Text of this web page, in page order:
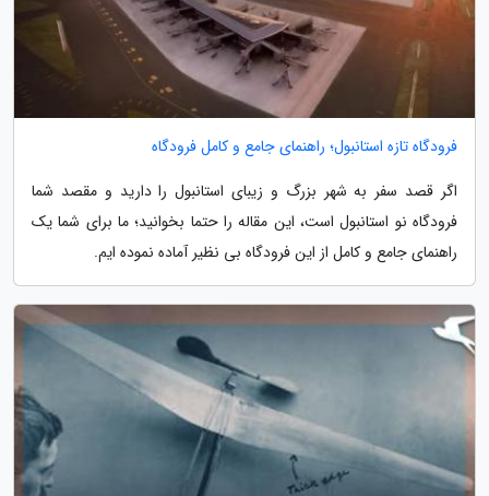
فرودگاه تازه استانبول؛ راهنمای جامع و کامل فرودگاه
اگر قصد سفر به شهر بزرگ و زیبای استانبول را دارید و مقصد شما
فرودگاه نو استانبول است، این مقاله را حتما بخوانید؛ ما برای شما یک
راهنمای جامع و کامل از این فرودگاه بی نظیر آماده نموده ایم.